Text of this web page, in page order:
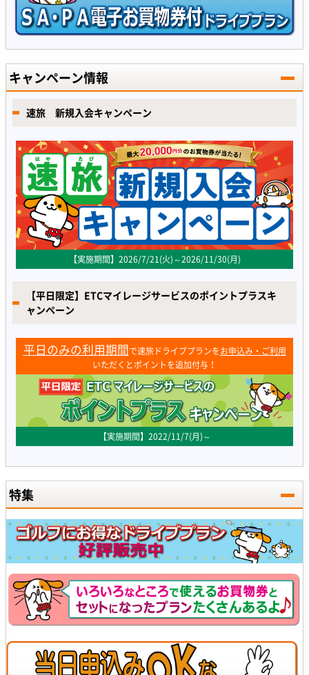
キャンペーン情報
速旅 新規入会キャンペーン
【実施期間】2026/7/21(火)～2026/11/30(月)
【平日限定】ETCマイレージサービスのポイントプラスキ
ャンペーン
平日のみの利用期間で速旅ドライブプランをお申込み・ご利用
いただくとポイントを追加付与！
【実施期間】2022/11/7(月)～
特集